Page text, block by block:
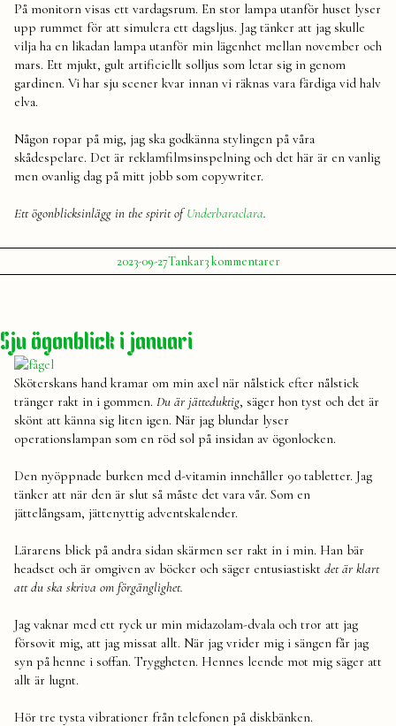
På monitorn visas ett vardagsrum. En stor lampa utanför huset lyser
upp rummet för att simulera ett dagsljus. Jag tänker att jag skulle
vilja ha en likadan lampa utanför min lägenhet mellan november och
mars. Ett mjukt, gult artificiellt solljus som letar sig in genom
gardinen. Vi har sju scener kvar innan vi räknas vara färdiga vid halv
elva.
Någon ropar på mig, jag ska godkänna stylingen på våra
skådespelare. Det är reklamfilmsinspelning och det här är en vanlig
men ovanlig dag på mitt jobb som copywriter.
Ett ögonblicksinlägg in the spirit ofUnderbaraclara.
Publicerat
av
Julia
2023-09-27Publicerat
i
TankarEtiketter:
jobb,
3 kommentarertill
Ögonblicket
Sju ögonblick i januari
Sköterskans hand kramar om min axel när nålstick efter nålstick
tränger rakt in i gommen. Du är jätteduktig, säger hon tyst och det är
skönt att känna sig liten igen. När jag blundar lyser
operationslampan som en röd sol på insidan av ögonlocken.
Den nyöppnade burken med d-vitamin innehåller 90 tabletter. Jag
tänker att när den är slut så måste det vara vår. Som en
jättelångsam, jättenyttig adventskalender.
Lärarens blick på andra sidan skärmen ser rakt in i min. Han bär
headset och är omgiven av böcker och säger entusiastiskt det är klart
att du ska skriva om förgänglighet.
Jag vaknar med ett ryck ur min midazolam-dvala och tror att jag
försovit mig, att jag missat allt. När jag vrider mig i sängen får jag
syn på henne i soffan. Tryggheten. Hennes leende mot mig säger att
allt är lugnt.
Hör tre tysta vibrationer från telefonen på diskbänken.